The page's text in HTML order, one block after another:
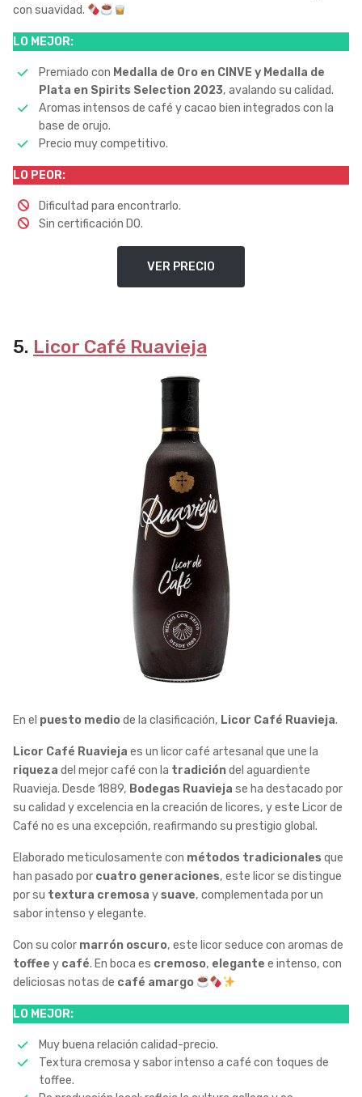
con suavidad.
LO MEJOR:
Premiado con Medalla de Oro en CINVE y Medalla de
Plata en Spirits Selection 2023, avalando su calidad.
Aromas intensos de café y cacao bien integrados con la
base de orujo.
Precio muy competitivo.
LO PEOR:
Dificultad para encontrarlo.
Sin certificación DO.
VER PRECIO
5. Licor Café Ruavieja
En el puesto mediode la clasificación, Licor Café Ruavieja.
Licor Café Ruavieja es un licor café artesanal que une la
riqueza del mejor café con la tradicióndel aguardiente
Ruavieja. Desde 1889, Bodegas Ruavieja se ha destacado por
su calidad y excelencia en la creación de licores, y este Licor de
Café no es una excepción, reafirmando su prestigio global.
Elaborado meticulosamente con métodos tradicionales que
han pasado por cuatro generaciones, este licor se distingue
por su textura cremosa ysuave, complementada por un
sabor intenso y elegante.
Con su color marrón oscuro, este licor seduce con aromas de
toffee y café. En boca es cremoso, elegante e intenso, con
deliciosas notas de café amargo
LO MEJOR:
Muy buena relación calidad-precio.
Textura cremosa y sabor intenso a café con toques de
toffee.